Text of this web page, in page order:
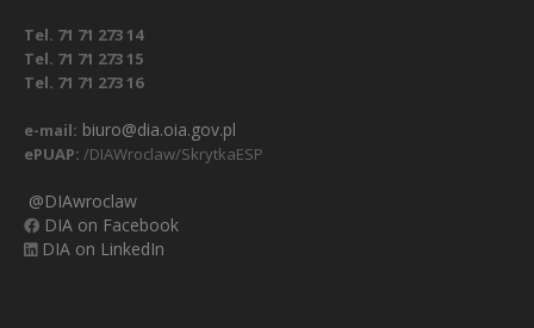
Tel. 71 71 273 14
Tel. 71 71 273 15
Tel. 71 71 273 16
e-mail: biuro@dia.oia.gov.pl
ePUAP: /DIAWroclaw/SkrytkaESP
@DIAwroclaw
DIA on Facebook
DIA on LinkedIn